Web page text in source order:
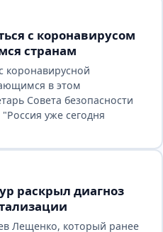
с коронавирусом
странам
коронавирусной
в этом
Совета безопасности
уже сегодня
раскрыл диагноз
Лещенко, который ранее